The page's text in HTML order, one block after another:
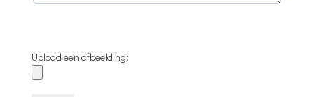
Upload een afbeelding: